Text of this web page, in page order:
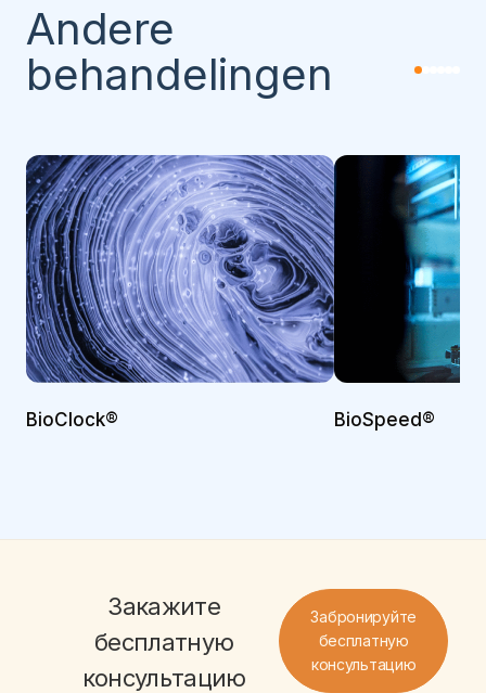
Andere
behandelingen
BioClock® BioSpeed®
Закажите
бесплатную
консультацию
Забронируйте
бесплатную
консультацию